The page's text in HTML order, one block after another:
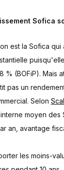
Sofica
est la Sofica qui
% (BOFiP). Mais
pas un
Selon
moyen des
an, avantage
les moins-